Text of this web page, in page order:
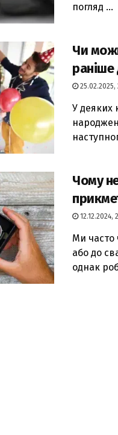
погляд ...
Чи
раніше
25.02.2025,
У деяких
Чому
12.12.2024,
Ми часто
або до
однак